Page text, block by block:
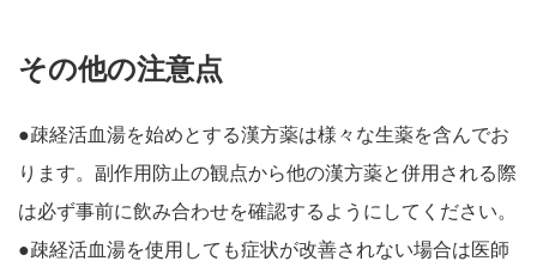
その他の注意点
●疎経活血湯を始めとする漢方薬は様々な生薬を含んでお
ります。副作用防止の観点から他の漢方薬と併用される際
は必ず事前に飲み合わせを確認するようにしてください。
●疎経活血湯を使用しても症状が改善されない場合は医師